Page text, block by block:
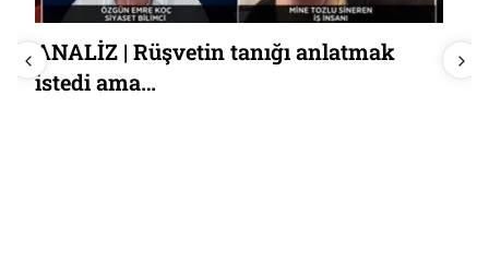
ANALİZ | Rüşvetin tanığı anlatmak
istedi ama…